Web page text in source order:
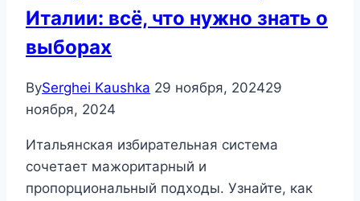
Италии: всё, что нужно знать о
выборах
BySerghei Kaushka 29 ноября, 202429
ноября, 2024
Итальянская избирательная система
сочетает мажоритарный и
пропорциональный подходы. Узнайте, как